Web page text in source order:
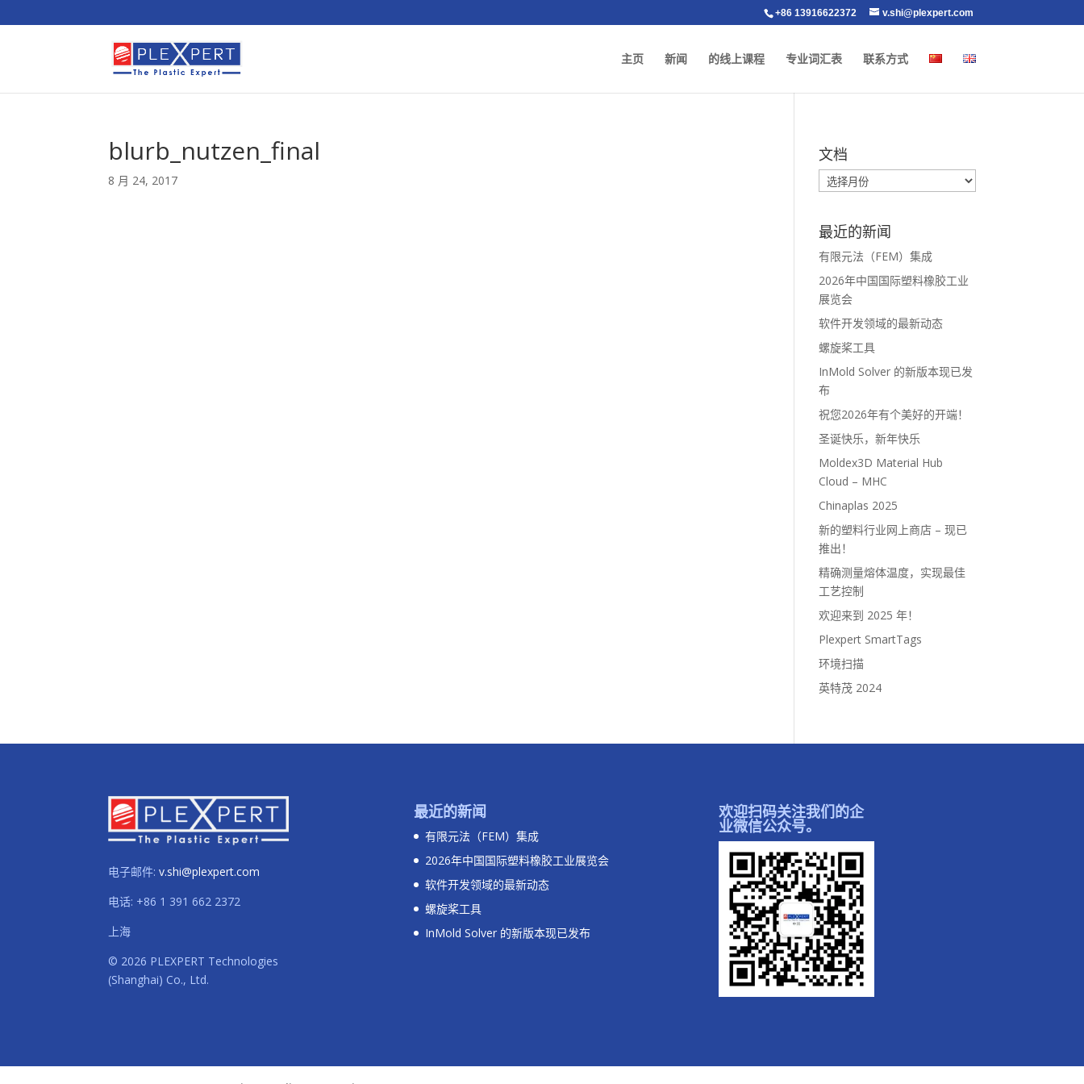
+86 13916622372 v.shi@plexpert.com
主页 新闻 的线上课程 专业词汇表 联系方式
blurb_nutzen_final
8 月 24, 2017
文档
最近的新闻
有限元法（FEM）集成
2026年中国国际塑料橡胶工业
展览会
软件开发领域的最新动态
螺旋桨工具
InMold Solver 的新版本现已发
布
祝您2026年有个美好的开端！
圣诞快乐，新年快乐
Moldex3D Material Hub
Cloud – MHC
Chinaplas 2025
新的塑料行业网上商店 – 现已
推出！
精确测量熔体温度，实现最佳
工艺控制
欢迎来到 2025 年！
Plexpert SmartTags
环境扫描
英特茂 2024
电子邮件:v.shi@plexpert.com
电话: +86 1 391 662 2372
上海
© 2026 PLEXPERT Technologies
(Shanghai) Co., Ltd.
最近的新闻
有限元法（FEM）集成
2026年中国国际塑料橡胶工业展览会
软件开发领域的最新动态
螺旋桨工具
InMold Solver 的新版本现已发布
欢迎扫码关注我们的企
业微信公众号。